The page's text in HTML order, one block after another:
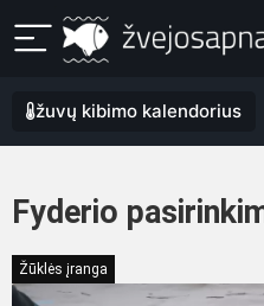
žuvų kibimo kalendorius
Fyderio
Žūklės įranga